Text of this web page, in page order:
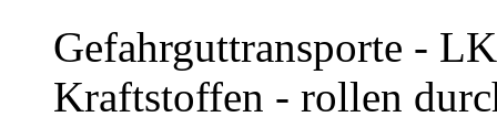
Gefahrguttransporte -
Kraftstoffen - rollen